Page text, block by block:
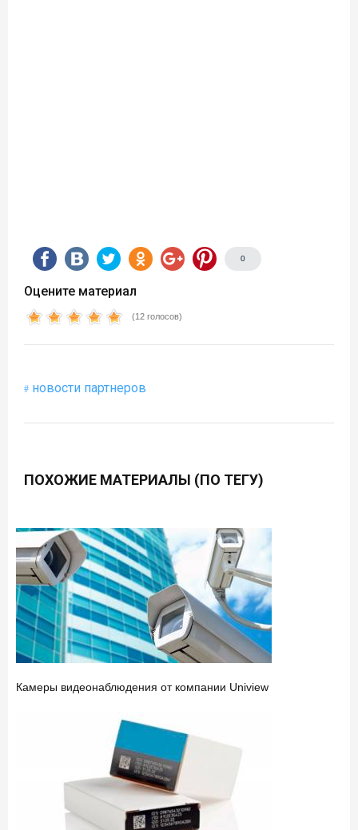
0
Оцените материал
(12 голосов)
новости партнеров
ПОХОЖИЕ МАТЕРИАЛЫ (ПО ТЕГУ)
Камеры видеонаблюдения от компании Uniview